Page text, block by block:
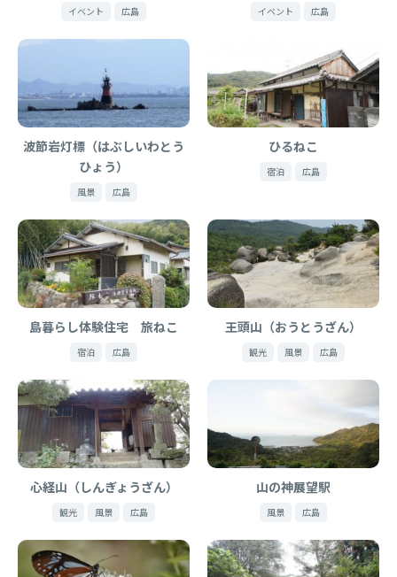
イベント 広島 イベント 広島
波節岩灯標（はぶしいわとう
ひょう）
風景 広島
ひるねこ
宿泊 広島
島暮らし体験住宅 旅ねこ
宿泊 広島
王頭山（おうとうざん）
観光 風景 広島
心経山（しんぎょうざん）
観光 風景 広島
山の神展望駅
風景 広島